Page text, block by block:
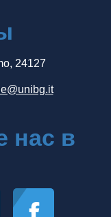
24127
нас в